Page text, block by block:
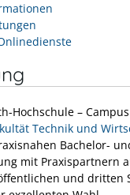
Hochschule –
Technik und
Bachelor-
mit Praxispartnern
und dritten